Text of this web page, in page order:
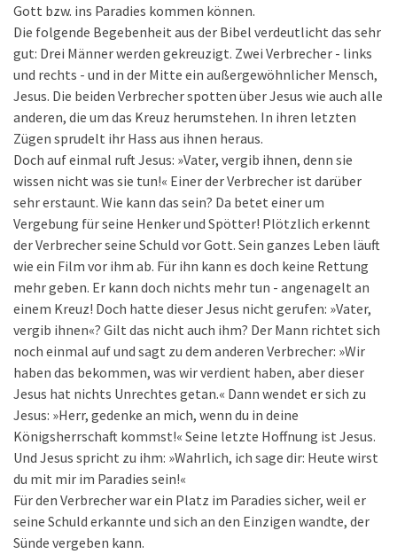
Gott bzw. ins Paradies kommen können.
Die folgende Begebenheit aus der Bibel verdeutlicht das sehr
gut: Drei Männer werden gekreuzigt. Zwei Verbrecher - links
und rechts - und in der Mitte ein außergewöhnlicher Mensch,
Jesus. Die beiden Verbrecher spotten über Jesus wie auch alle
anderen, die um das Kreuz herumstehen. In ihren letzten
Zügen sprudelt ihr Hass aus ihnen heraus.
Doch auf einmal ruft Jesus: »Vater, vergib ihnen, denn sie
wissen nicht was sie tun!« Einer der Verbrecher ist darüber
sehr erstaunt. Wie kann das sein? Da betet einer um
Vergebung für seine Henker und Spötter! Plötzlich erkennt
der Verbrecher seine Schuld vor Gott. Sein ganzes Leben läuft
wie ein Film vor ihm ab. Für ihn kann es doch keine Rettung
mehr geben. Er kann doch nichts mehr tun - angenagelt an
einem Kreuz! Doch hatte dieser Jesus nicht gerufen: »Vater,
vergib ihnen«? Gilt das nicht auch ihm? Der Mann richtet sich
noch einmal auf und sagt zu dem anderen Verbrecher: »Wir
haben das bekommen, was wir verdient haben, aber dieser
Jesus hat nichts Unrechtes getan.« Dann wendet er sich zu
Jesus: »Herr, gedenke an mich, wenn du in deine
Königsherrschaft kommst!« Seine letzte Hoffnung ist Jesus.
Und Jesus spricht zu ihm: »Wahrlich, ich sage dir: Heute wirst
du mit mir im Paradies sein!«
Für den Verbrecher war ein Platz im Paradies sicher, weil er
seine Schuld erkannte und sich an den Einzigen wandte, der
Sünde vergeben kann.